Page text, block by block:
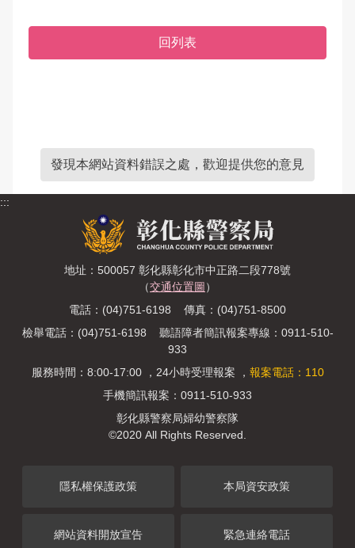
回列表
發現本網站資料錯誤之處，歡迎提供您的意見
:::
地址：500057 彰化縣彰化市中正路二段778號
（交通位置圖 ）
電話：(04)751-6198 傳真：(04)751-8500
檢舉電話：(04)751-6198 聽語障者簡訊報案專線：0911-510-
933
服務時間：8:00-17:00 ，24小時受理報案 ， 報案電話：110
手機簡訊報案：0911-510-933
彰化縣警察局婦幼警察隊
©2020 All Rights Reserved.
隱私權保護政策 本局資安政策
網站資料開放宣告 緊急連絡電話